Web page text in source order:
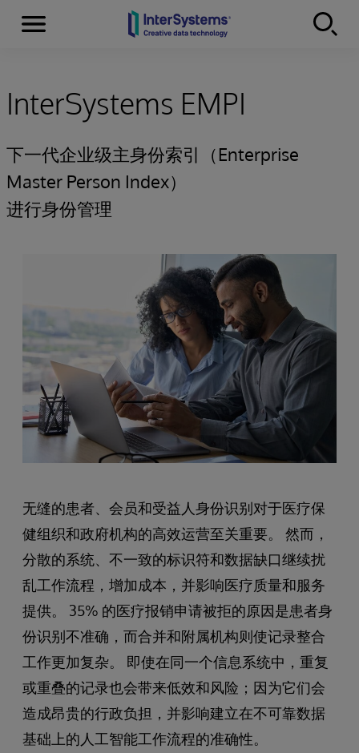
Skip to content
Menu
InterSystems EMPI
下一代企业级主身份索引（Enterprise
Master Person Index）
进行身份管理
无缝的患者、会员和受益人身份识别对于医疗保
健组织和政府机构的高效运营至关重要。 然而，
分散的系统、不一致的标识符和数据缺口继续扰
乱工作流程，增加成本，并影响医疗质量和服务
提供。 35% 的医疗报销申请被拒的原因是患者身
份识别不准确，而合并和附属机构则使记录整合
工作更加复杂。 即使在同一个信息系统中，重复
或重叠的记录也会带来低效和风险；因为它们会
造成昂贵的行政负担，并影响建立在不可靠数据
基础上的人工智能工作流程的准确性。